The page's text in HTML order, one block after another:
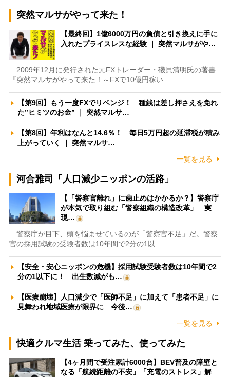
突然マルサがやって来た！
【最終回】1億6000万円の負債と引き換えに手に
入れたプライスレスな経験 ｜ 突然マルサがや…
2009年12月に発行された元FXトレーダー・磯貝清明氏の著書
『突然マルサがやって来た！～FXで10億円稼い…
【第9回】もう一度FXでリベンジ！ 種銭は差し押さえを免れ
た”ヒミツのお金” ｜ 突然マルサ…
【第8回】年利はなんと14.6％！ 毎日5万円超の延滞税が積み
上がっていく ｜ 突然マルサ…
一覧を見る
河合雅司「人口減少ニッポンの活路」
【「警察官離れ」に歯止めはかかるか？】警察庁
が本気で取り組む「警察組織の構造改革」 実
現…
警察庁が目下、頭を悩ませているのが「警察官不足」だ。警察
官の採用試験の受験者数は10年間で2分の1以…
【安全・安心ニッポンの危機】採用試験受験者数は10年間で2
分の1以下に！ 出生数減がも…
【医療崩壊】人口減少で「医師不足」に加えて「患者不足」に
見舞われ地域医療が限界に 今後…
一覧を見る
快適クルマ生活 乗ってみた、使ってみた
【4ヶ月間で受注累計6000台】BEV普及の障壁と
なる「航続距離の不安」「充電のストレス」解